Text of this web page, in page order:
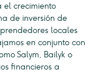
el crecimiento
de inversión de
locales
en conjunto con
Salym, Bailyk o
financieros a